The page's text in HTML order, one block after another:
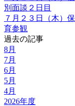
別面談２日目
７月２３日（木）保
育参観
過去の記事
8月
7月
6月
5月
4月
2026年度